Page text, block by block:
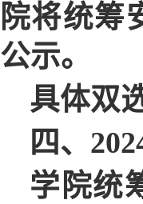
院将统筹
公示。
具体双
四、 202
学院统